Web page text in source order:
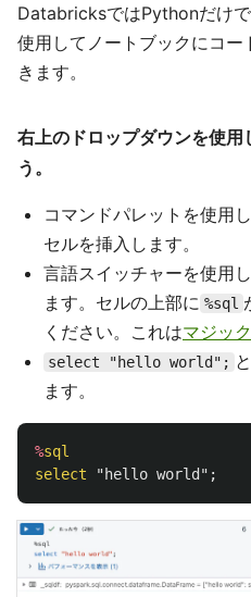
DatabricksではPythonだけ
使用してノートブックにコ
きます。
右上のドロップダウンを使用
う。
コマンドパレットを使用
セルを挿入します。
言語スイッチャーを使用
ます。セルの上部に %sql
ください。これはマジッ
select "hello world";
ます。
%sql
select
"hello world" ;